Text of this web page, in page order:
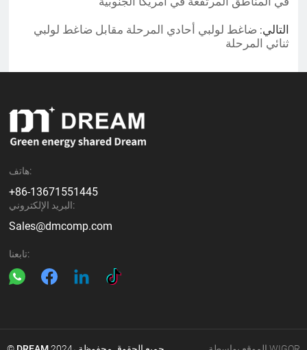
التالي: ضاغط لولبي أحادي المرحلة مقابل ضاغط لولبي
ثنائي المرحلة
هاتف:
+86-13671551445
البريد الإلكتروني:
Sales@dmcomp.com
تابعنا: